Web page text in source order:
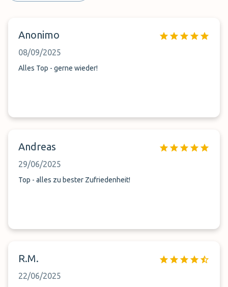
Anonimo
08/09/2025
Alles Top - gerne wieder!
Andreas
29/06/2025
Top - alles zu bester Zufriedenheit!
R.M.
22/06/2025